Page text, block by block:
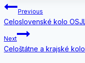
Navigácia
v
článku
Previous
Celoslovenské kolo
Next
Celoštátne a krajské